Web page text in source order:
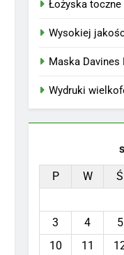
Łożyska toczne
Wysokiej
Maska Davines
Wydruki
P W Ś
3
4 5
10
11